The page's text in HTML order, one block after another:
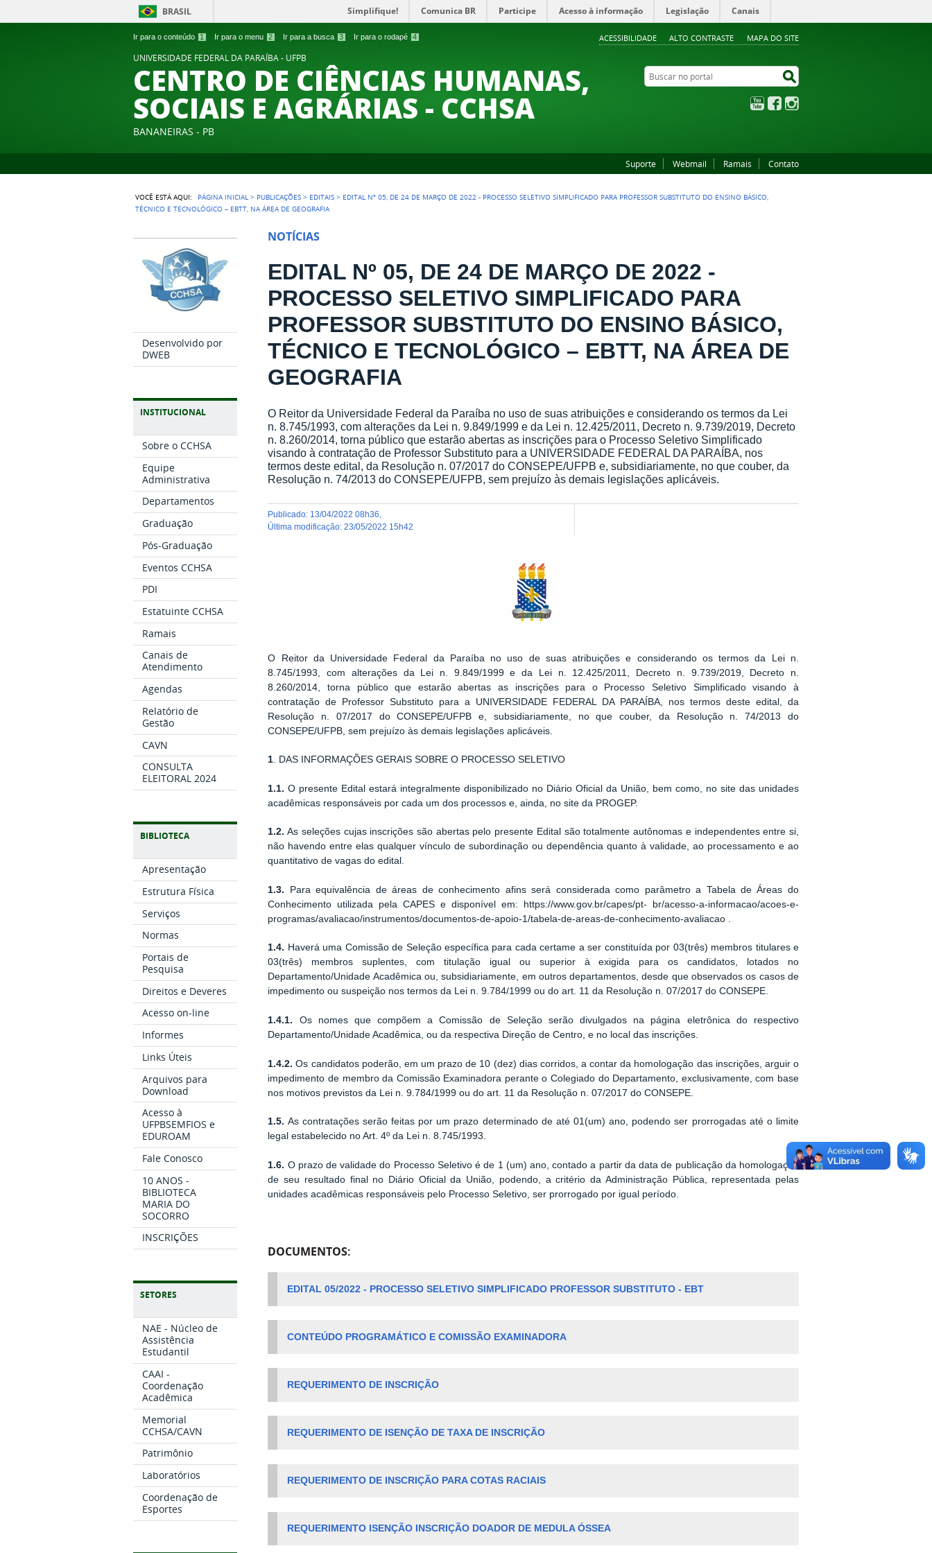
Ir para o conteúdo 1 Ir para o menu 2 Ir para a busca 3 Ir para o rodapé 4 ACESSIBILIDADE ALTO CONTRASTE MAPA DO SITE
BRASIL Simplifique! Comunica BR Participe Acesso à informação Legislação Canais
UNIVERSIDADE FEDERAL DA PARAÍBA - UFPB
CENTRO DE CIÊNCIAS HUMANAS,
SOCIAIS E AGRÁRIAS - CCHSA
BANANEIRAS - PB
Buscar no portal
YouTubeFacebook
Suporte Webmail Ramais Contato
VOCÊ ESTÁ AQUI: PÁGINA INICIAL > PUBLICAÇÕES > EDITAIS > EDITAL Nº 05, DE 24 DE MARÇO DE 2022 - PROCESSO SELETIVO SIMPLIFICADO PARA PROFESSOR SUBSTITUTO DO ENSINO BÁSICO,
TÉCNICO E TECNOLÓGICO – EBTT, NA ÁREA DE GEOGRAFIA
Desenvolvido por
DWEB
INSTITUCIONAL
Sobre o CCHSA
Equipe
Administrativa
Departamentos
Graduação
Pós-Graduação
Eventos CCHSA
PDI
Estatuinte CCHSA
Ramais
Canais de
Atendimento
Agendas
Relatório de
Gestão
CAVN
CONSULTA
ELEITORAL 2024
BIBLIOTECA
Apresentação
Estrutura Física
Serviços
Normas
Portais de
Pesquisa
Direitos e Deveres
Acesso on-line
Informes
Links Úteis
Arquivos para
Download
Acesso à
UFPBSEMFIOS e
EDUROAM
Fale Conosco
10 ANOS -
BIBLIOTECA
MARIA DO
SOCORRO
INSCRIÇÕES
SETORES
NAE - Núcleo de
Assistência
Estudantil
CAAI -
Coordenação
Acadêmica
Memorial
CCHSA/CAVN
Patrimônio
Laboratórios
Coordenação de
Esportes
NOTÍCIAS
EDITAL Nº 05, DE 24 DE MARÇO DE 2022 -
PROCESSO SELETIVO SIMPLIFICADO PARA
PROFESSOR SUBSTITUTO DO ENSINO BÁSICO,
TÉCNICO E TECNOLÓGICO – EBTT, NA ÁREA DE
GEOGRAFIA
O Reitor da Universidade Federal da Paraíba no uso de suas atribuições e considerando os termos da Lei
n. 8.745/1993, com alterações da Lei n. 9.849/1999 e da Lei n. 12.425/2011, Decreto n. 9.739/2019, Decreto
n. 8.260/2014, torna público que estarão abertas as inscrições para o Processo Seletivo Simplificado
visando à contratação de Professor Substituto para a UNIVERSIDADE FEDERAL DA PARAÍBA, nos
termos deste edital, da Resolução n. 07/2017 do CONSEPE/UFPB e, subsidiariamente, no que couber, da
Resolução n. 74/2013 do CONSEPE/UFPB, sem prejuízo às demais legislações aplicáveis.
publicado: 13/04/2022 08h36
última modificação:23/05/2022 15h42
O Reitor da Universidade Federal da Paraíba no uso de suas atribuições e considerando os termos da Lei n.
8.745/1993, com alterações da Lei n. 9.849/1999 e da Lei n. 12.425/2011, Decreto n. 9.739/2019, Decreto n.
8.260/2014, torna público que estarão abertas as inscrições para o Processo Seletivo Simplificado visando à
contratação de Professor Substituto para a UNIVERSIDADE FEDERAL DA PARAÍBA, nos termos deste edital, da
Resolução n. 07/2017 do CONSEPE/UFPB e, subsidiariamente, no que couber, da Resolução n. 74/2013 do
CONSEPE/UFPB, sem prejuízo às demais legislações aplicáveis.
1. DAS INFORMAÇÕES GERAIS SOBRE O PROCESSO SELETIVO
1.1. O presente Edital estará integralmente disponibilizado no Diário Oficial da União, bem como, no site das unidades
acadêmicas responsáveis por cada um dos processos e, ainda, no site da PROGEP.
1.2. As seleções cujas inscrições são abertas pelo presente Edital são totalmente autônomas e independentes entre si,
não havendo entre elas qualquer vínculo de subordinação ou dependência quanto à validade, ao processamento e ao
quantitativo de vagas do edital.
1.3. Para equivalência de áreas de conhecimento afins será considerada como parâmetro a Tabela de Áreas do
Conhecimento utilizada pela CAPES e disponível em: https://www.gov.br/capes/pt- br/acesso-a-informacao/acoes-e-
programas/avaliacao/instrumentos/documentos-de-apoio-1/tabela-de-areas-de-conhecimento-avaliacao .
1.4. Haverá uma Comissão de Seleção específica para cada certame a ser constituída por 03(três) membros titulares e
03(três) membros suplentes, com titulação igual ou superior à exigida para os candidatos, lotados no
Departamento/Unidade Acadêmica ou, subsidiariamente, em outros departamentos, desde que observados os casos de
impedimento ou suspeição nos termos da Lei n. 9.784/1999 ou do art. 11 da Resolução n. 07/2017 do CONSEPE.
1.4.1. Os nomes que compõem a Comissão de Seleção serão divulgados na página eletrônica do respectivo
Departamento/Unidade Acadêmica, ou da respectiva Direção de Centro, e no local das inscrições.
1.4.2. Os candidatos poderão, em um prazo de 10 (dez) dias corridos, a contar da homologação das inscrições, arguir o
impedimento de membro da Comissão Examinadora perante o Colegiado do Departamento, exclusivamente, com base
nos motivos previstos da Lei n. 9.784/1999 ou do art. 11 da Resolução n. 07/2017 do CONSEPE.
1.5. As contratações serão feitas por um prazo determinado de até 01(um) ano, podendo ser prorrogadas até o limite
legal estabelecido no Art. 4º da Lei n. 8.745/1993.
1.6. O prazo de validade do Processo Seletivo é de 1 (um) ano, contado a partir da data de publicação da homologação
de seu resultado final no Diário Oficial da União, podendo, a critério da Administração Pública, representada pelas
unidades acadêmicas responsáveis pelo Processo Seletivo, ser prorrogado por igual período.
DOCUMENTOS:
EDITAL 05/2022 - PROCESSO SELETIVO SIMPLIFICADO PROFESSOR SUBSTITUTO - EBT
CONTEÚDO PROGRAMÁTICO E COMISSÃO EXAMINADORA
REQUERIMENTO DE INSCRI ÇÃO
REQUERIMENTO DE ISENÇÃO DE TAXA DE INSCRIÇÃO
REQUERIMENTO DE INSCRIÇÃO PARA COTAS RACIAIS
REQUERIMENTO ISENÇÃO INSCRIÇÃO DOADOR DE MEDULA ÓSSEA